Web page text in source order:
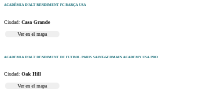
ACADÈMIA D’ALT RENDIMENT FC BARÇA USA
Ciudad: Casa Grande
Ver en el mapa
ACADÈMIA D’ALT RENDIMENT DE FUTBOL PARIS SAINT-GERMAIN ACADEMY USA PRO
Ciudad: Oak Hill
Ver en el mapa